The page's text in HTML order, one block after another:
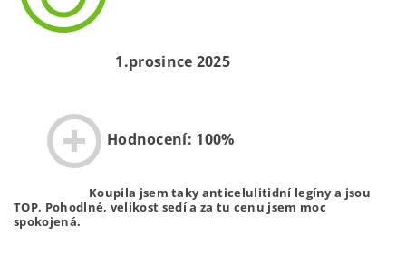
1.prosince 2025
Hodnocení: 100%
Koupila jsem taky anticelulitidní legíny a jsou
TOP. Pohodlné, velikost sedí a za tu cenu jsem moc
spokojená.